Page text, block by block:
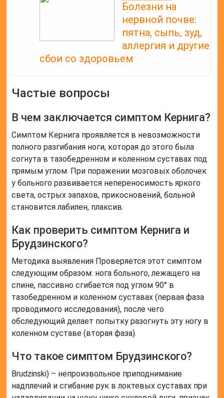
Болезни на
нервной почве:
пятна, сыпь, зуд,
аллергия и другие
сбои со здоровьем
Частые вопросы
В чем заключается симптом Кернига?
Симптом Кернига проявляется в невозможности
полного разгибания ноги, которая до этого была
согнута в тазобедренном и коленном суставах под
прямым углом. При поражении мозговых оболочек
у больного развивается непереносимость яркого
света, острых запахов, прикосновений, больной
становится лабилен, плаксив.
Как проверить симптом Кернига и
Брудзинского?
Методика выявления Проверяется этот симптом
следующим образом: нога больного, лежащего на
спине, пассивно сгибается под углом 90° в
тазобедренном и коленном суставах (первая фаза
проводимого исследования), после чего
обследующий делает попытку разогнуть эту ногу в
коленном суставе (вторая фаза).
Что такое симптом Брудзинского?
Brudzinski) – непроизвольное приподнимание
надплечий и сгибание рук в локтевых суставах при